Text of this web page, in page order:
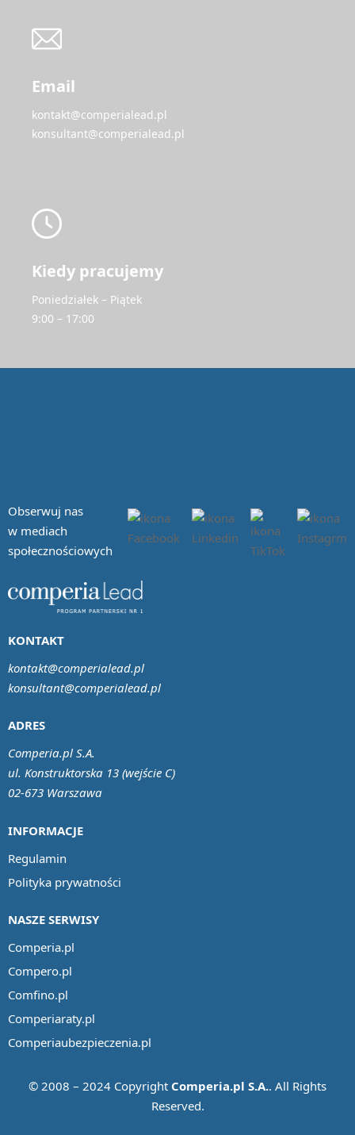
Email
kontakt@comperialead.pl
konsultant@comperialead.pl
Kiedy pracujemy
Poniedziałek – Piątek
9:00 – 17:00
Obserwuj nas
w mediach
społecznościowych
INFORMACJE
Regulamin
Polityka prywatności
NASZE SERWISY
Comperia.pl
Compero.pl
Comfino.pl
Comperiaraty.pl
Comperiaubezpieczenia.pl
ADRES
Comperia.pl S.A.
ul. Konstruktorska 13 (wejście C)
02-673 Warszawa
KONTAKT
kontakt@comperialead.pl
konsultant@comperialead.pl
© 2008 – 2024 Copyright Comperia.pl S.A.. All Rights
Reserved.